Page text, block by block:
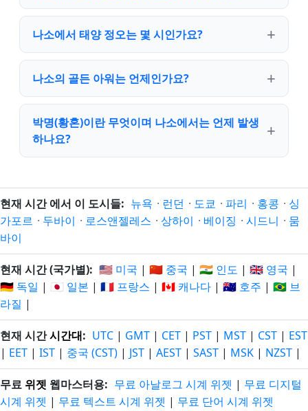
나소에서 태양 정오는 몇 시인가요?
나소의 골든 아워는 언제인가요?
박명(황혼)이란 무엇이며 나소에서는 언제 발생
하나요?
현재 시간 에서 이 도시들: 뉴욕 · 런던 · 도쿄 · 파리 · 홍콩 · 싱
가포르 · 두바이 · 로스앤젤레스 · 상하이 · 베이징 · 시드니 · 뭄
바이
현재 시간 (국가별): 🇺🇸 미국 | 🇨🇳 중국 | 🇮🇳 인도 | 🇬🇧 영국 |
🇩🇪 독일 | 🇯🇵 일본 | 🇫🇷 프랑스 | 🇨🇦 캐나다 | 🇦🇺 호주 | 🇧🇷 브
라질 |
현재 시간시간대: UTC | GMT | CET | PST | MST | CST | EST
| EET | IST | 중국 (CST) | JST | AEST | SAST | MSK | NZST |
무료 위젯 웹마스터용: 무료 아날로그 시계 위젯 | 무료 디지털
시계 위젯 | 무료 텍스트 시계 위젯 | 무료 단어 시계 위젯